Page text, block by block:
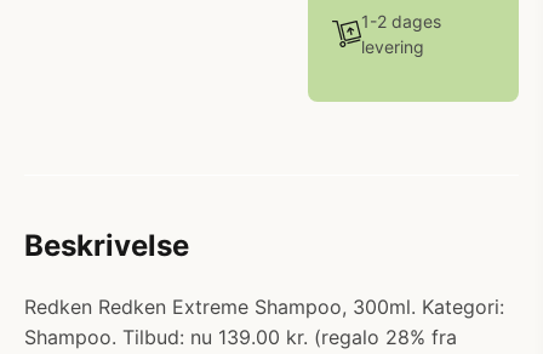
1-2 dages
levering
Beskrivelse
Redken Redken Extreme Shampoo, 300ml. Kategori:
Shampoo. Tilbud: nu 139.00 kr. (regalo 28% fra